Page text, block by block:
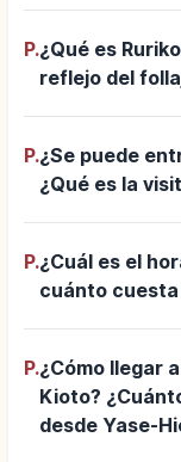
P.¿Qué es
reflejo del
P.¿Se puede
¿Qué es la
P.¿Cuál es el
cuánto
P.¿Cómo llegar
Kioto?
desde Yase-